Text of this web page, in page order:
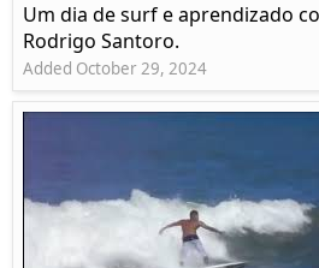
Um dia de surf e aprendizado
Rodrigo Santoro.
Added October 29, 2024